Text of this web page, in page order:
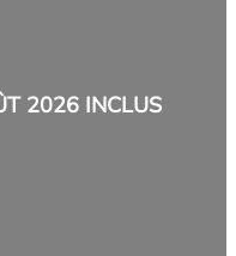
2026 INCLUS